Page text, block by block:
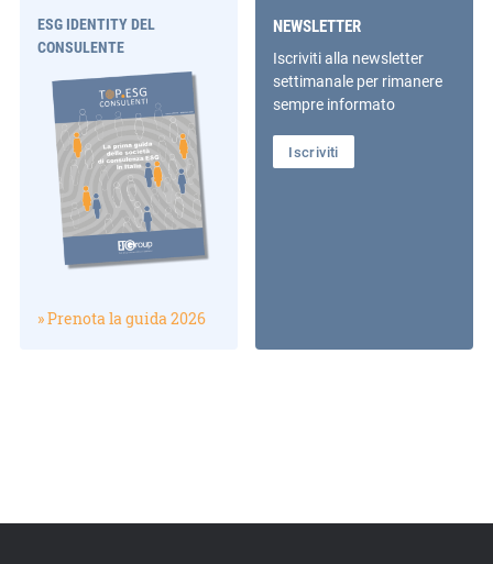
ESG IDENTITY DEL
CONSULENTE
» Prenota la guida 2026
NEWSLETTER
Iscriviti alla newsletter
settimanale per rimanere
sempre informato
Iscriviti